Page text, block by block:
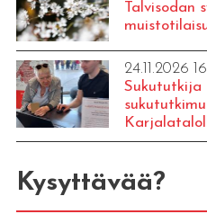
Talvisodan
24.11.2026
Sukututkija
Kysyttävää?